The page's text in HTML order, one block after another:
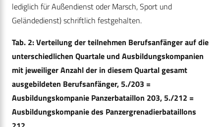
lediglich für Außendienst oder Marsch, Sport und
Geländedienst) schriftlich festgehalten.
Tab. 2: Verteilung der teilnehmen Berufsanfänger auf die
unterschiedlichen Quartale und Ausbildungskompanien
mit jeweiliger Anzahl der in diesem Quartal gesamt
ausgebildeten Berufsanfänger, 5./203 =
Ausbildungskompanie Panzerbataillon 203, 5./212 =
Ausbildungskompanie des Panzergrenadierbataillons